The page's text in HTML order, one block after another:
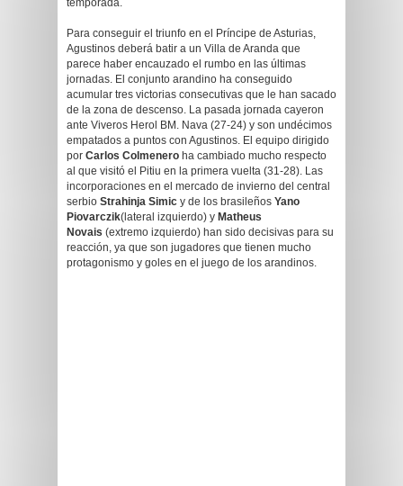
temporada.
Para conseguir el triunfo en el Príncipe de Asturias,
Agustinos deberá batir a un Villa de Aranda que
parece haber encauzado el rumbo en las últimas
jornadas. El conjunto arandino ha conseguido
acumular tres victorias consecutivas que le han sacado
de la zona de descenso. La pasada jornada cayeron
ante Viveros Herol BM. Nava (27-24) y son undécimos
empatados a puntos con Agustinos. El equipo dirigido
por Carlos Colmenero ha cambiado mucho respecto
al que visitó el Pitiu en la primera vuelta (31-28). Las
incorporaciones en el mercado de invierno del central
serbio Strahinja Simic y de los brasileños Yano
Piovarczik(lateral izquierdo) y Matheus
Novais (extremo izquierdo) han sido decisivas para su
reacción, ya que son jugadores que tienen mucho
protagonismo y goles en el juego de los arandinos.